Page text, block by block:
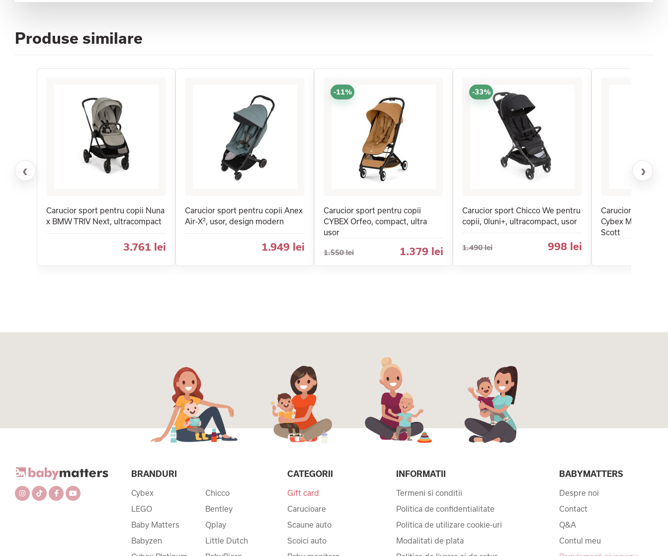
Produse similare
‹
Carucior sport pentru copii Nuna
x BMW TRIV Next, ultracompact
3.761 lei
Carucior sport pentru copii Anex
Air-X², usor, design modern
1.949 lei
-11%
Carucior sport pentru copii
CYBEX Orfeo, compact, ultra
usor
1.550 lei 1.379 lei
-33%
Carucior sport Chicco We pentru
copii, 0luni+, ultracompact, usor
1.490 lei 998 lei
Carucior sport
Cybex Mios 3.0
Scott
›
BRANDURI
Cybex
LEGO
Baby Matters
Babyzen
Chicco
Bentley
Qplay
Little Dutch
CATEGORII
Gift card
Carucioare
Scaune auto
Scoici auto
INFORMATII
Termeni si conditii
Politica de confidentialitate
Politica de utilizare cookie-uri
Modalitati de plata
BABYMATTERS
Despre noi
Contact
Q&A
Contul meu